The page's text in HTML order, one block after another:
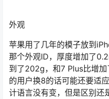
外观
苹果用了几年的模子放到
那个外观ID，厚度增加了
到了202g，和7 Plus比增
的用户换8的话可能还要适
计语言没有变，但是区别还